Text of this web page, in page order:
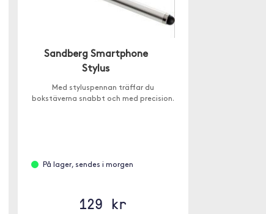
Sandberg Smartphone
Stylus
Med styluspennan träffar du
bokstäverna snabbt och med precision.
På lager, sendes i morgen
129 kr